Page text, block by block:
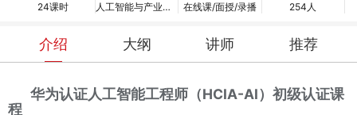
24课时 人工智能与产业发展，人工智能发展历史与趋势 在线课/面授/录播 254人
介绍 大纲 讲师 推荐
华为认证人工智能工程师（HCIA-AI）初级认证课
程